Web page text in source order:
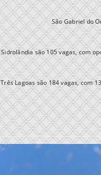
São Gabriel do
Sidrolândia são 105 vagas, com
Três Lagoas são 184 vagas, com